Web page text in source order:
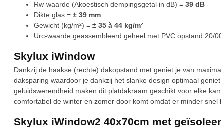
Rw-waarde (Akoestisch dempingsgetal in dB) = 39 dB
Dikte glas = ± 39 mm
Gewicht (kg/m²) = ± 35 à 44 kg/m²
Urc-waarde geassembleerd geheel met PVC opstand 20/
Skylux iWindow
Dankzij de haakse (rechte) dakopstand met geniet je van
daksparing waardoor je dankzij het slanke design optimaal
geluidswerendheid maken dit platdakraam geschikt voor elke
comfortabel de winter en zomer door komt omdat er minder
Skylux iWindow2 40x70cm met